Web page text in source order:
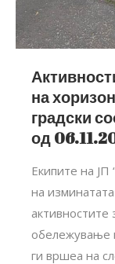
на
градски
од
Екипите на ЈП
на
обележување
ги вршеа на